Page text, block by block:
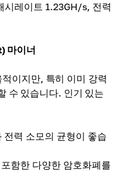
레이트 1.23GH/s, 전력
마이너
이지만, 특히 이미 강력
수 있습니다. 인기 있는
력 소모의 균형이 좋습
함한 다양한 암호화폐를